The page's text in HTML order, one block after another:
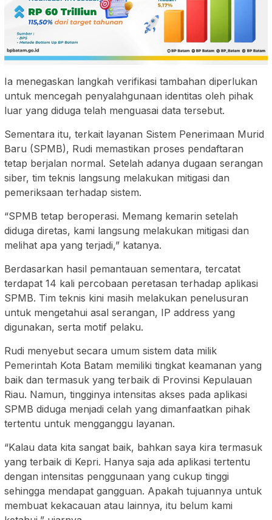
Ia menegaskan langkah verifikasi tambahan diperlukan
untuk mencegah penyalahgunaan identitas oleh pihak
luar yang diduga telah menguasai data tersebut.
Sementara itu, terkait layanan Sistem Penerimaan Murid
Baru (SPMB), Rudi memastikan proses pendaftaran
tetap berjalan normal. Setelah adanya dugaan serangan
siber, tim teknis langsung melakukan mitigasi dan
pemeriksaan terhadap sistem.
“SPMB tetap beroperasi. Memang kemarin setelah
diduga diretas, kami langsung melakukan mitigasi dan
melihat apa yang terjadi,” katanya.
Berdasarkan hasil pemantauan sementara, tercatat
terdapat 14 kali percobaan peretasan terhadap aplikasi
SPMB. Tim teknis kini masih melakukan penelusuran
untuk mengetahui asal serangan, IP address yang
digunakan, serta motif pelaku.
Rudi menyebut secara umum sistem data milik
Pemerintah Kota Batam memiliki tingkat keamanan yang
baik dan termasuk yang terbaik di Provinsi Kepulauan
Riau. Namun, tingginya intensitas akses pada aplikasi
SPMB diduga menjadi celah yang dimanfaatkan pihak
tertentu untuk mengganggu layanan.
“Kalau data kita sangat baik, bahkan saya kira termasuk
yang terbaik di Kepri. Hanya saja ada aplikasi tertentu
dengan intensitas penggunaan yang cukup tinggi
sehingga mendapat gangguan. Apakah tujuannya untuk
membuat kekacauan atau lainnya, itu belum kami